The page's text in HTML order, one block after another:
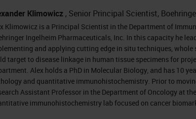
Biography tab at the top of your screen.
much Alexis. I'm an open innovation
one of the things that I do in my position
partnerships so that we can bring
way that we do that is through the
presentation today is going to walk you
Klimowicz , Senior Principal Scientist,
Klimowicz is a Principal Scientist in the Department of
Ingelheim Pharmaceuticals, Inc. In this capacity he
and applying cutting edge in situ techniques,
target to disease linkage in human tissue specimens for
Alex holds a PhD in Molecular Biology, and has 10
and quantitative immunohistochemistry. Prior to
Assistant Professor in the Department of Oncology at
immunohistochemistry lab focused on cancer